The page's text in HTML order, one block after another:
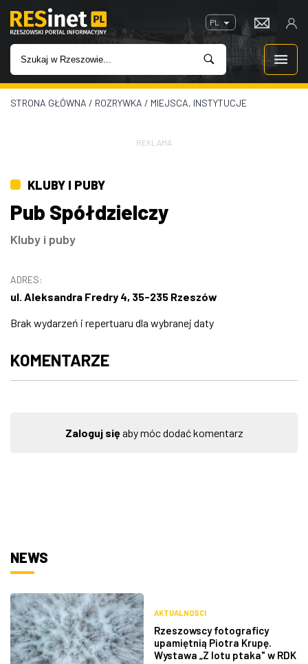
PL
WIADOMOŚCI
IMPREZY
ROZRYWKA
GASTRONOMIA
ZDJĘCIA
W RZESZOWIE
STRONA GŁÓWNA / ROZRYWKA / MIEJSCA, INSTYTUCJE
REKLAMA
KLUBY I PUBY
Pub Spółdzielczy
Kluby i puby
ADRES:
ul. Aleksandra Fredry 4, 35-235 Rzeszów
Brak wydarzeń i repertuaru dla wybranej daty
KOMENTARZE
Zaloguj sięaby móc dodać komentarz
NEWS
AKTUALNOŚCI
Rzeszowscy fotograficy
upamiętnią Piotra Krupę.
Wystawa „Z lotu ptaka" w RDK